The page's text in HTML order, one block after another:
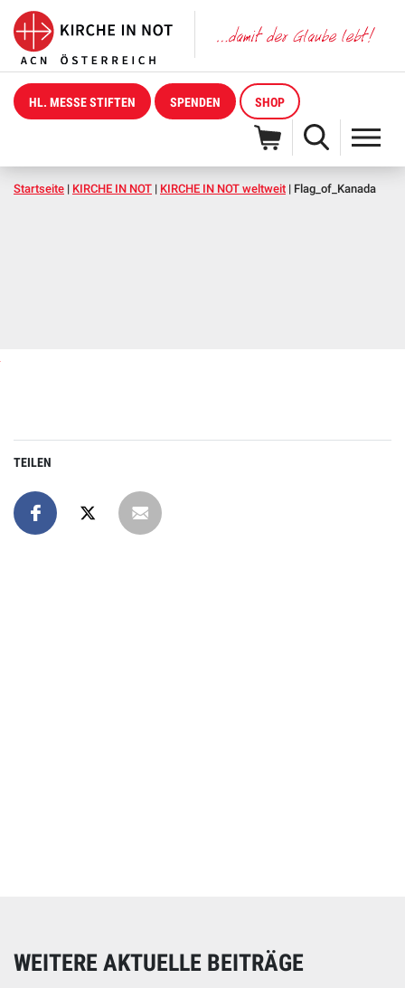
HL. MESSE STIFTEN SPENDEN SHOP
Startseite | KIRCHE IN NOT | KIRCHE IN NOT weltweit | Flag_of_Kanada
TEILEN
WEITERE AKTUELLE BEITRÄGE